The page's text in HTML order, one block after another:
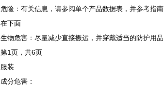
危险：有关信息，请参阅单个产品数据表，并参考指南
在下面
生物危害：尽量减少直接搬运，并穿戴适当的防护用品
第1页，共6页
服装
成分危害：